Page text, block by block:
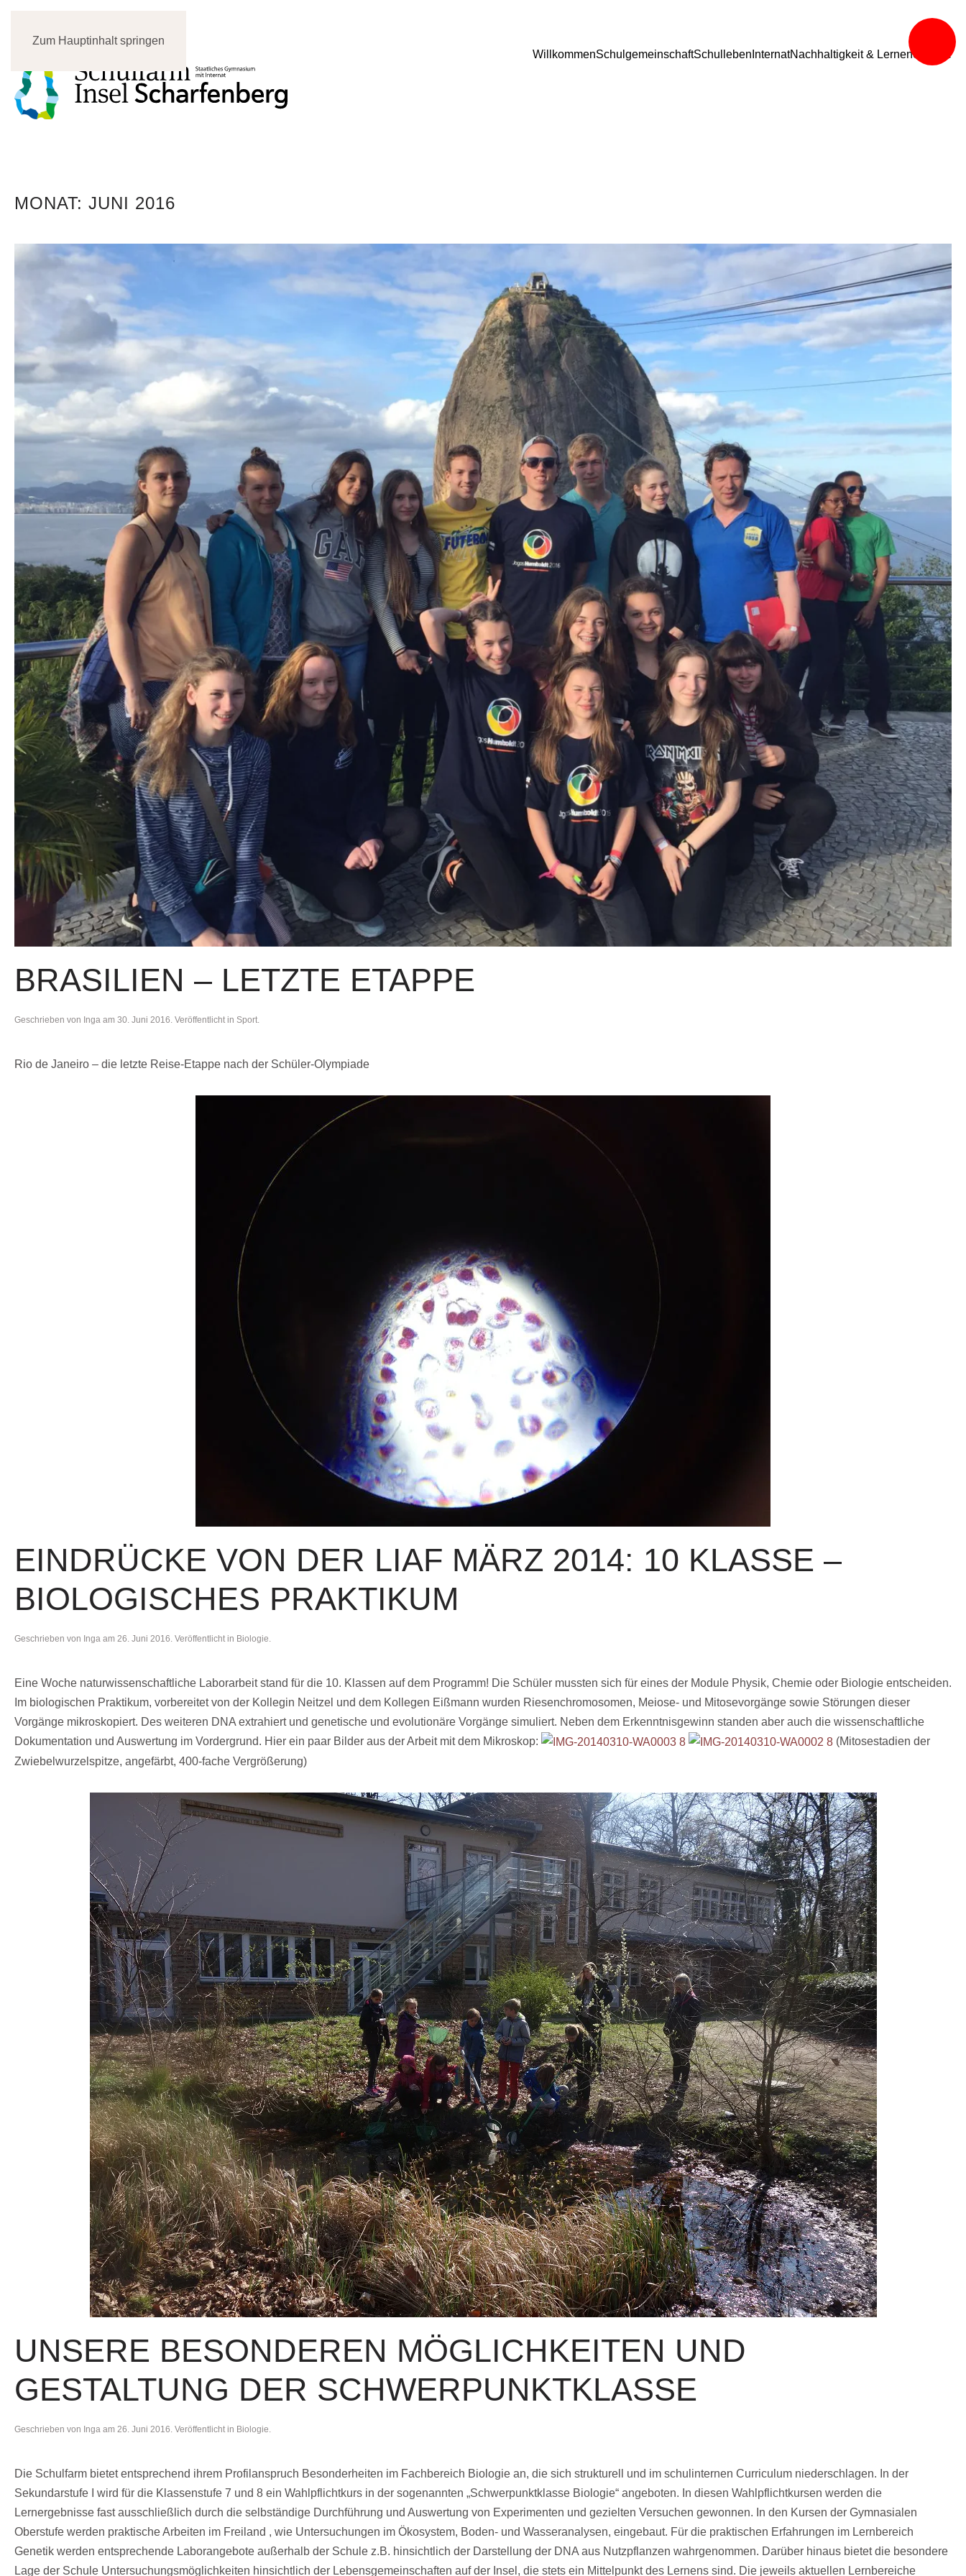
Zum Hauptinhalt springen
WillkommenSchulgemeinschaftSchulleben InternatNachhaltigkeit & LernenService
MONAT: JUNI 2016
BRASILIEN – LETZTE ETAPPE
Geschrieben von Inga am 30. Juni 2016. Veröffentlicht in Sport.
Rio de Janeiro – die letzte Reise-Etappe nach der Schüler-Olympiade
EINDRÜCKE VON DER LIAF MÄRZ 2014: 10 KLASSE –
BIOLOGISCHES PRAKTIKUM
Geschrieben von Inga am 26. Juni 2016. Veröffentlicht in Biologie.
Eine Woche naturwissenschaftliche Laborarbeitstand für die 10. Klassen auf dem Programm! Die Schüler mussten sich für eines der Module Physik, Chemie oder Biologie entscheiden.
Im biologischen Praktikum, vorbereitet von der Kollegin Neitzel und dem Kollegen Eißmann wurden Riesenchromosomen, Meiose- und Mitosevorgänge sowie Störungen dieser
Vorgänge mikroskopiert. Des weiteren DNA extrahiert und genetische und evolutionäre Vorgänge simuliert. Neben dem Erkenntnisgewinn standen aber auch die wissenschaftliche
Dokumentation und Auswertung im Vordergrund. Hier ein paar Bilder aus der Arbeit mit dem Mikroskop:
(Mitosestadien der
Zwiebelwurzelspitze, angefärbt, 400-fache Vergrößerung)
UNSERE BESONDEREN MÖGLICHKEITEN UND
GESTALTUNG DER SCHWERPUNKTKLASSE
Geschrieben von Inga am 26. Juni 2016. Veröffentlicht in Biologie.
Die Schulfarm bietet entsprechend ihrem Profilanspruch Besonderheiten im Fachbereich Biologie an, die sich strukturell und im schulinternen Curriculum niederschlagen. In der
Sekundarstufe I wird für die Klassenstufe 7 und 8 ein Wahlpflichtkurs in der sogenannten „Schwerpunktklasse Biologie“ angeboten. In diesen Wahlpflichtkursen werden die
Lernergebnisse fast ausschließlich durch die selbständige Durchführung und Auswertung von Experimenten und gezielten Versuchen gewonnen. In den Kursen der Gymnasialen
Oberstufe werden praktische Arbeiten im Freiland , wie Untersuchungen im Ökosystem, Boden- und Wasseranalysen, eingebaut. Für die praktischen Erfahrungen im Lernbereich
Genetik werden entsprechende Laborangebote außerhalb der Schule z.B. hinsichtlich der Darstellung der DNA aus Nutzpflanzen wahrgenommen. Darüber hinaus bietet die besondere
Lage der Schule Untersuchungsmöglichkeiten hinsichtlich der Lebensgemeinschaften auf der Insel, die stets ein Mittelpunkt des Lernens sind. Die jeweils aktuellen Lernbereiche